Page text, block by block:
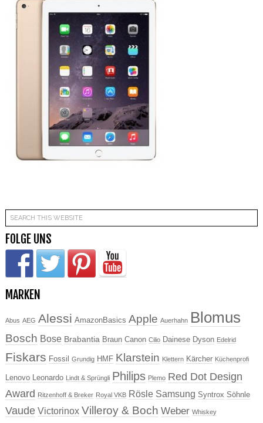
FOLGE UNS
MARKEN
Abus AEG Alessi AmazonBasics Apple Auerhahn Blomus
Bosch Bose Brabantia Braun Canon Cilio Dainese Dyson Edelrid
Fiskars Fossil Grundig HMF Klarstein Klettern Kärcher Küchenprofi
Lenovo Leonardo Lindt & Sprüngli Philips Plemo Red Dot Design
Award Ritzenhoff & Breker Royal VKB Rösle Samsung Syntrox Söhnle
Vaude Victorinox Villeroy & Boch Weber Whiskey